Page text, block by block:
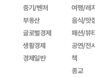
중기/벤처
부동산
글로벌경제
생활경제
경제일반
여행/레
음식/맛
패션/뷰
공연/전
책
종교